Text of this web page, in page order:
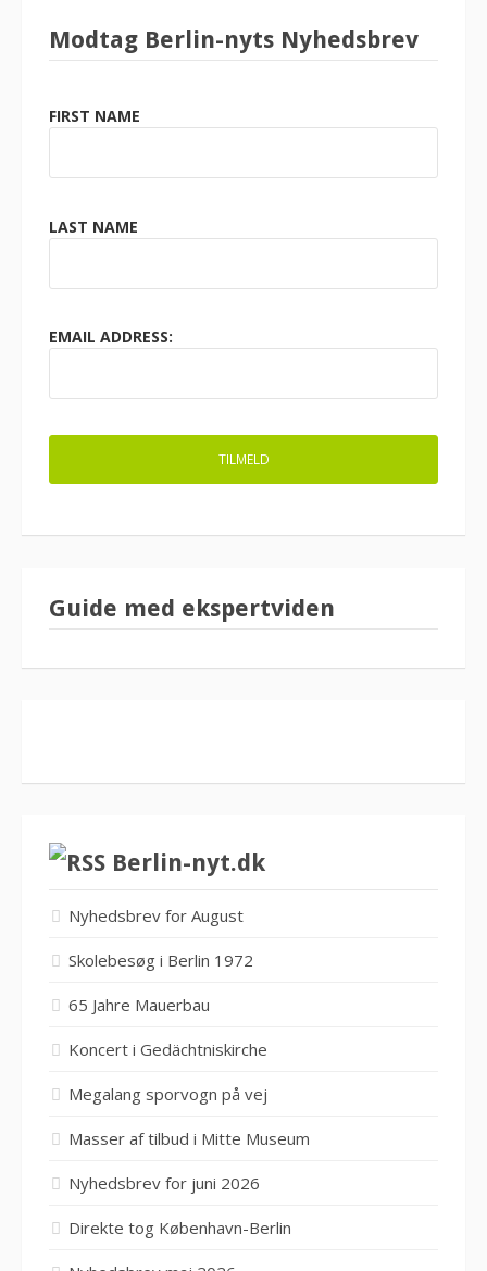
Modtag Berlin-nyts Nyhedsbrev
FIRST NAME
LAST NAME
EMAIL ADDRESS:
Guide med ekspertviden
Berlin-nyt.dk
Nyhedsbrev for August
Skolebesøg i Berlin 1972
65 Jahre Mauerbau
Koncert i Gedächtniskirche
Megalang sporvogn på vej
Masser af tilbud i Mitte Museum
Nyhedsbrev for juni 2026
Direkte tog København-Berlin